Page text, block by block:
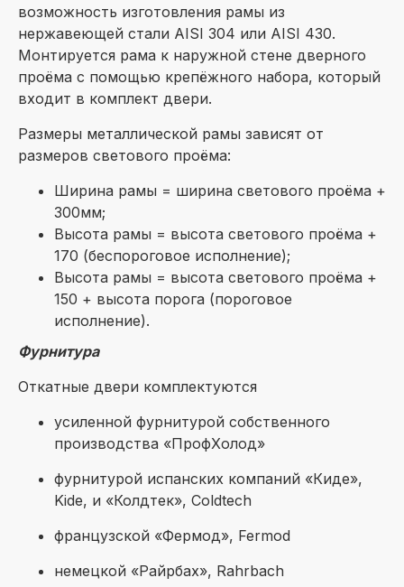
возможность изготовления рамы из
нержавеющей стали AISI 304 или AISI 430.
Монтируется рама к наружной стене дверного
проёма с помощью крепёжного набора, который
входит в комплект двери.
Размеры металлической рамы зависят от
размеров светового проёма:
Ширина рамы = ширина светового проёма +
300мм;
Высота рамы = высота светового проёма +
170 (беспороговое исполнение);
Высота рамы = высота светового проёма +
150 + высота порога (пороговое
исполнение).
Фурнитура
Откатные двери комплектуются
усиленной фурнитурой собственного
производства «ПрофХолод»
фурнитурой испанских компаний «Киде»,
Kide, и «Колдтек», Coldtech
французской «Фермод», Fermod
немецкой «Райрбах», Rahrbach